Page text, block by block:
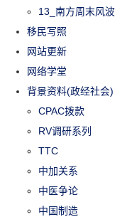
13_南方周末风波
移民写照
网站更新
网络学堂
背景资料(政经社会)
CPAC拨款
RV调研系列
TTC
中加关系
中医争论
中国制造